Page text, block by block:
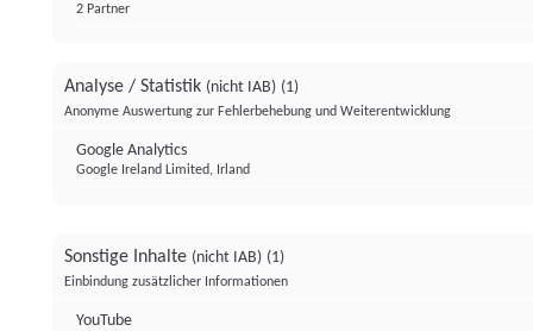
2 Partner
Analyse / Statistik (nicht IAB) (1)
Anonyme Auswertung zur Fehlerbehebung und Weiterentwicklung
Google Analytics
Google Ireland Limited, Irland
Sonstige Inhalte (nicht IAB) (1)
Einbindung zusätzlicher Informationen
YouTube